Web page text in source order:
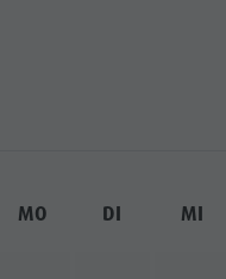
MO DI MI